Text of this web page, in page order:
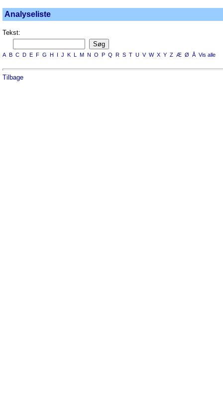
Analyseliste
Tekst:
A B C D E F G H I J K L M N O P Q R S T U V W X Y Z Æ Ø Å Vis alle
Tilbage